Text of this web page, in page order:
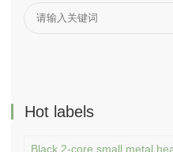
Hot labels
Black 2-core small metal